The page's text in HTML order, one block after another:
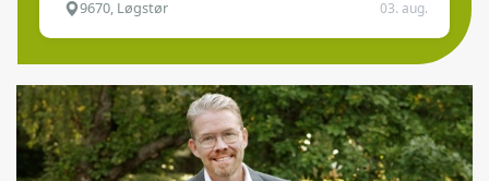
9670, Løgstør 03. aug.